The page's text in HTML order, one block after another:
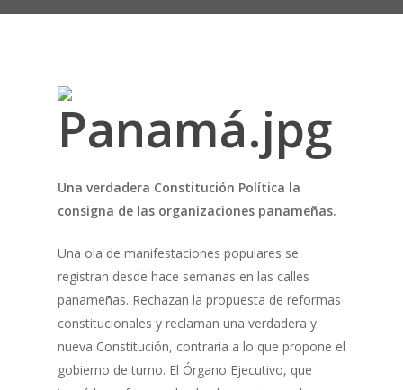
Una verdadera Constitución Política la
consigna de las organizaciones panameñas.
Una ola de manifestaciones populares se
registran desde hace semanas en las calles
panameñas. Rechazan la propuesta de reformas
constitucionales y reclaman una verdadera y
nueva Constitución, contraria a lo que propone el
gobierno de turno. El Órgano Ejecutivo, que